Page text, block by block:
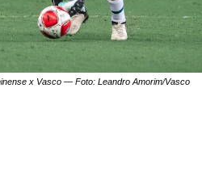
x Vasco — Foto: Leandro Amorim/Vasco